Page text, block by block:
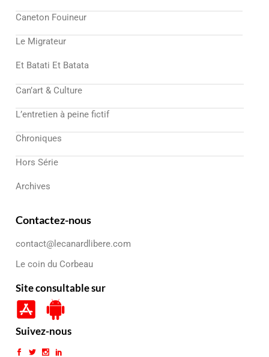
Caneton Fouineur
Le Migrateur
Et Batati Et Batata
Can’art & Culture
L’entretien à peine fictif
Chroniques
Hors Série
Archives
Contactez-nous
contact@lecanardlibere.com
Le coin du Corbeau
Site consultable sur
Suivez-nous